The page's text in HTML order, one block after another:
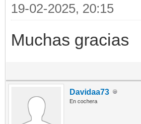
19-02-2025, 20:15
Muchas gracias
Davidaa73
En cochera